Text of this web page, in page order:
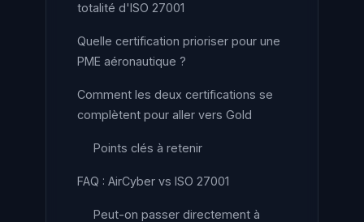
totalité d'ISO 27001
Quelle certification prioriser pour une
PME aéronautique ?
Comment les deux certifications se
complètent pour aller vers Gold
Points clés à retenir
FAQ : AirCyber vs ISO 27001
Peut-on passer directement à